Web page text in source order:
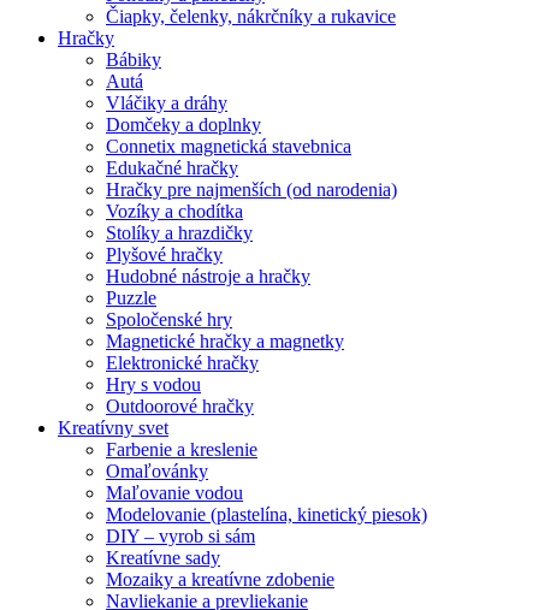
Čiapky, čelenky, nákrčníky a rukavice
Hračky
Bábiky
Autá
Vláčiky a dráhy
Domčeky a doplnky
Connetix magnetická stavebnica
Edukačné hračky
Hračky pre najmenších (od narodenia)
Vozíky a chodítka
Stolíky a hrazdičky
Plyšové hračky
Hudobné nástroje a hračky
Puzzle
Spoločenské hry
Magnetické hračky a magnetky
Elektronické hračky
Hry s vodou
Outdoorové hračky
Kreatívny svet
Farbenie a kreslenie
Omaľovánky
Maľovanie vodou
Modelovanie (plastelína, kinetický piesok)
DIY – vyrob si sám
Kreatívne sady
Mozaiky a kreatívne zdobenie
Navliekanie a prevliekanie